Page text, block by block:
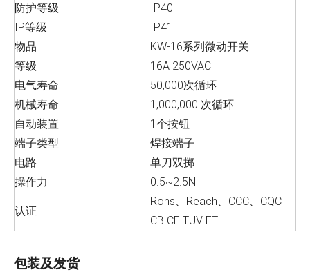
防护等级
IP40
IP等级
IP41
物品
KW-16系列微动开关
等级
16A 250VAC
电气寿命
50,000次循环
机械寿命
1,000,000 次循环
自动装置
1个按钮
端子类型
焊接端子
电路
单刀双掷
操作力
0.5~2.5N
认证
Rohs、Reach、CCC、CQC
CB CE TUV ETL
包装及发货